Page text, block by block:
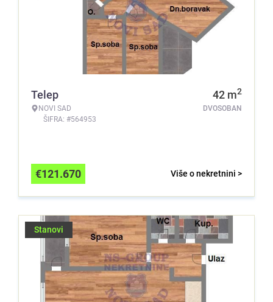
Telep
NOVI SAD
ŠIFRA: #564953
42 m2
DVOSOBAN
Više o nekretnini >
€121.670
Stanovi